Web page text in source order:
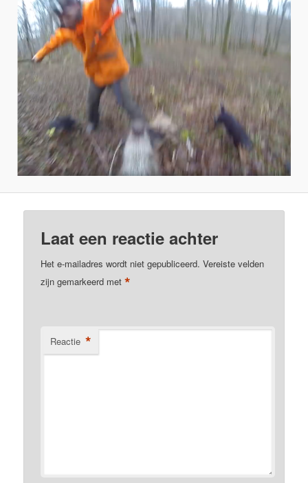
Laat een reactie achter
Het e-mailadres wordt niet gepubliceerd. Vereiste velden
zijn gemarkeerd met*
Reactie *